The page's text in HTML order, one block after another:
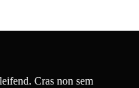
Cras non sem